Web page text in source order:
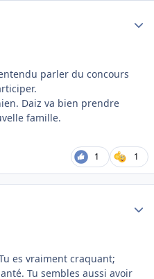
parler du concours
Daiz va bien prendre
famille.
1 1
es vraiment craquant;
Tu sembles aussi avoir